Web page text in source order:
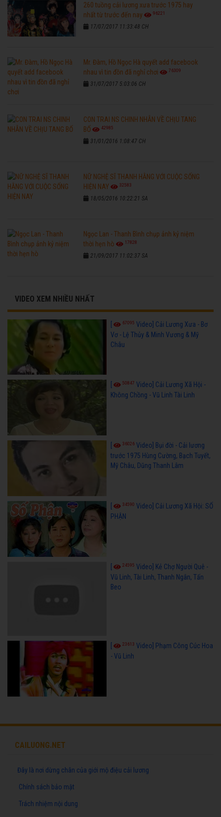
260 tuồng cải lương xưa trước 1975 hay
nhất từ trước đến nay
96221
17/07/2017 11:33:48 CH
Mr. Đàm, Hồ Ngọc Hà quyết add facebook
nhau vì tin đồn đã nghỉ chơi
76309
31/07/2017 5:03:06 CH
CON TRAI NS CHINH NHẪN VỀ CHỊU TANG
BỐ
42985
31/01/2016 1:08:47 CH
NỮ NGHỆ SĨ THANH HẰNG VỚI CUỘC SỐNG
HIỆN NAY
32583
18/05/2016 10:22:21 SA
Ngọc Lan - Thanh Bình chụp ảnh kỷ niệm
thời hẹn hò
17828
21/09/2017 11:02:37 SA
VIDEO XEM NHIỀU NHẤT
[ 67095 Video] Cải Lương Xưa - Bơ
Vơ - Lệ Thủy & Minh Vương & Mỹ
Châu
50847 Video] Cải Lương Xã Hội -
Không Chồng - Vũ Linh Tài Linh
36026 Video] Bụi đời - Cải lương
trước 1975 Hùng Cường, Bạch Tuyết,
Mỹ Châu, Dũng Thanh Lâm
34590 Video] Cải Lương Xã Hội: SỐ
PHẬN
24595 Video] Kẻ Chợ Người Quê -
Vũ Linh, Tài Linh, Thanh Ngân, Tấn
Beo
23613 Video] Phạm Công Cúc Hoa
- Vũ Linh
CAILUONG.NET
Đây là nơi dừng chân của giới mộ điệu cải lương
Chính sách bảo mật
Trách nhiệm nội dung